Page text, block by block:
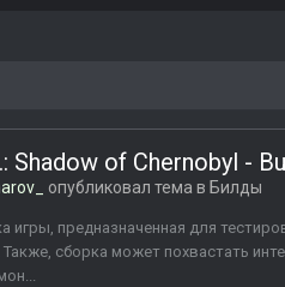
Shadow of Chernobyl -
опубликовал тема в Билды
игры, предназначенная для
Также, сборка может похвастать